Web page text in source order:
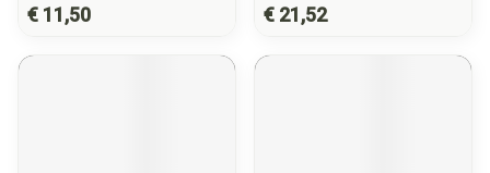
€ 11,50 € 21,52